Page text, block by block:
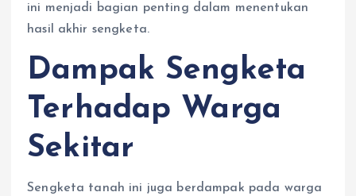
ini menjadi bagian penting dalam menentukan
hasil akhir sengketa.
Dampak Sengketa
Terhadap Warga
Sekitar
Sengketa tanah ini juga berdampak pada warga